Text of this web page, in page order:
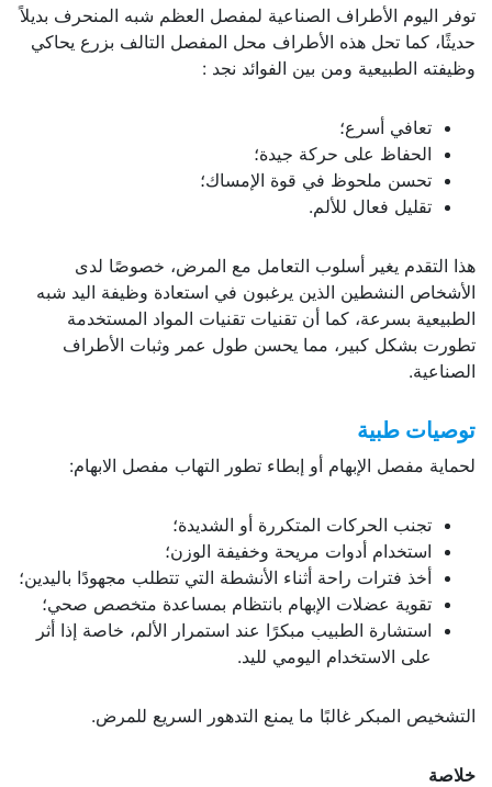
توفر اليوم الأطراف الصناعية لمفصل العظم شبه المنحرف بديلاً
حديثًا، كما تحل هذه الأطراف محل المفصل التالف بزرع يحاكي
وظيفته الطبيعية ومن بين الفوائد نجد :
تعافي أسرع؛
الحفاظ على حركة جيدة؛
تحسن ملحوظ في قوة الإمساك؛
تقليل فعال للألم.
هذا التقدم يغير أسلوب التعامل مع المرض، خصوصًا لدى
الأشخاص النشطين الذين يرغبون في استعادة وظيفة اليد شبه
الطبيعية بسرعة، كما أن تقنيات تقنيات المواد المستخدمة
تطورت بشكل كبير، مما يحسن طول عمر وثبات الأطراف
الصناعية.
توصيات طبية
لحماية مفصل الإبهام أو إبطاء تطور التهاب مفصل الابهام:
تجنب الحركات المتكررة أو الشديدة؛
استخدام أدوات مريحة وخفيفة الوزن؛
أخذ فترات راحة أثناء الأنشطة التي تتطلب مجهودًا باليدين؛
تقوية عضلات الإبهام بانتظام بمساعدة متخصص صحي؛
استشارة الطبيب مبكرًا عند استمرار الألم، خاصة إذا أثر
على الاستخدام اليومي لليد.
التشخيص المبكر غالبًا ما يمنع التدهور السريع للمرض.
خلاصة